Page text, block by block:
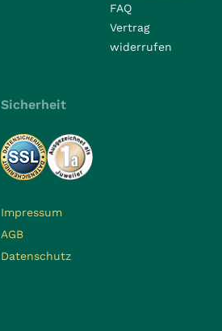
FAQ
Vertrag
widerrufen
Sicherheit
Impressum
AGB
Datenschutz